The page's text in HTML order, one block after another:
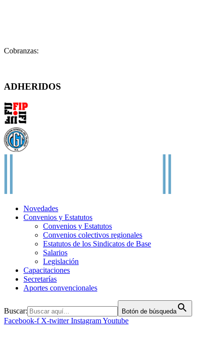
Cobranzas:
ADHERIDOS
Novedades
Convenios y Estatutos
Convenios y Estatutos
Convenios colectivos regionales
Estatutos de los Sindicatos de Base
Salarios
Legislación
Capacitaciones
Secretarías
Aportes convencionales
Buscar: Botón de búsqueda
Facebook-f X-twitter InstagramYoutube